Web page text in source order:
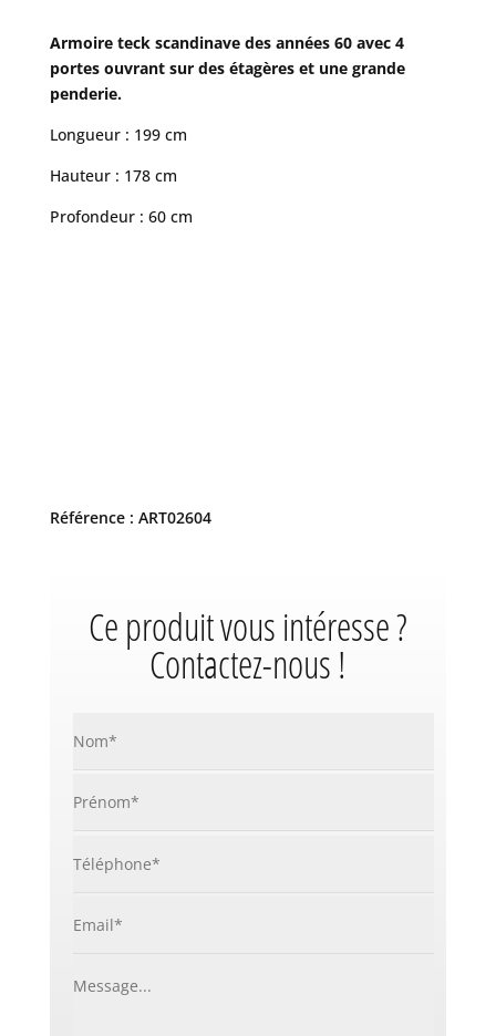
Armoire teck scandinave des années 60 avec 4
portes ouvrant sur des étagères et une grande
penderie.
Longueur : 199 cm
Hauteur : 178 cm
Profondeur : 60 cm
Référence : ART02604
Ce produit vous intéresse ?
Contactez-nous !